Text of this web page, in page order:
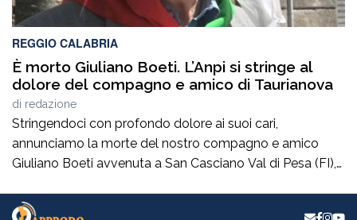
REGGIO CALABRIA
È morto Giuliano Boeti. L’Anpi si stringe al
dolore del compagno e amico di Taurianova
di redazione
Stringendoci con profondo dolore ai suoi cari,
annunciamo la morte del nostro compagno e amico
Giuliano Boeti avvenuta a San Casciano Val di Pesa (FI),
passione ha fatto parte di quella schiera di comunisti, di